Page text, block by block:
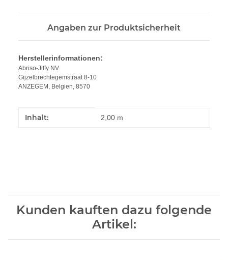
Angaben zur Produktsicherheit
Herstellerinformationen:
Abriso-Jiffy NV
Gijzelbrechtegemstraat 8-10
ANZEGEM, Belgien, 8570
Produkteigenschaft
Wert
Inhalt: 2,00 m
Kunden kauften dazu folgende
Artikel: